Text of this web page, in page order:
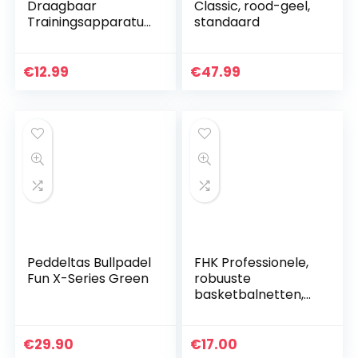
Draagbaar
Trainingsapparatuu
rebound ballen,
€12.99
Classic, rood-geel,
standaard
€47.99
Peddeltas Bullpadel
Fun X-Series Green
€29.90
FHK Professionele,
robuuste
basketbalnetten,
standaard
€17.00